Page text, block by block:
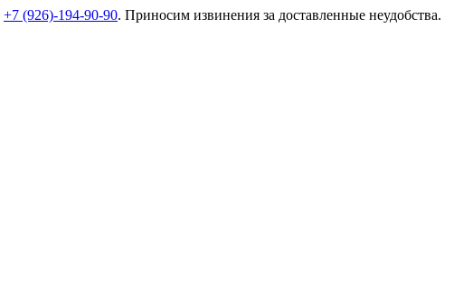
+7 (926)-194-90-90. Приносим извинения за доставленные неудобства.